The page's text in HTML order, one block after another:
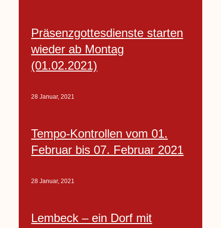
Präsenzgottesdienste starten
wieder ab Montag
(01.02.2021)
28 Januar, 2021
Tempo-Kontrollen vom 01.
Februar bis 07. Februar 2021
28 Januar, 2021
Lembeck – ein Dorf mit